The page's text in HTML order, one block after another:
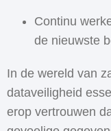
Continu
de nieuwste
In de wereld van
dataveiligheid
erop vertrouwen